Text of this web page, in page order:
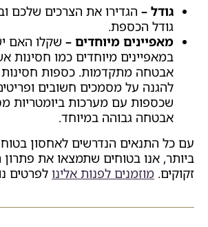
גודל – הגדירו את הצרכים שלכם
גודל הכספת.
מאפיינים מיוחדים – שקלו האם
במאפיינים מיוחדים כמו חסינות
אבטחה מתקדמות. כספות
להגנה על מסמכים חשובים
שכספות עם מערכות ביומטריות
אבטחה גבוהה במיוחד.
עם כל התנאים הנדרשים לאחסון
ביותר, אנו בטוחים שתמצאו את
זקוקים. מוזמנים לפנות אלינו לפרטים